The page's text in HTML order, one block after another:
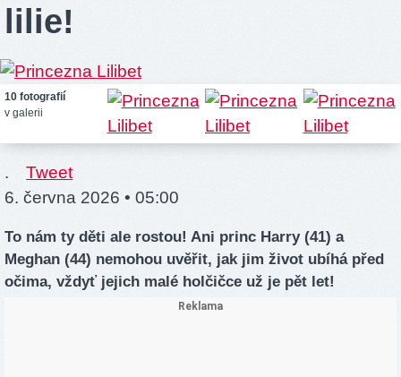
lilie!
10 fotografií
v galerii
.
Tweet
6. června 2026 • 05:00
To nám ty děti ale rostou! Ani princ Harry (41) a
Meghan (44) nemohou uvěřit, jak jim život ubíhá před
očima, vždyť jejich malé holčičce už je pět let!